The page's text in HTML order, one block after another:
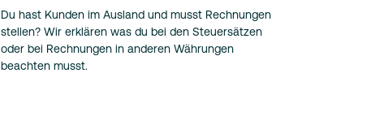
Du hast Kunden im Ausland und musst Rechnungen
stellen? Wir erklären was du bei den Steuersätzen
oder bei Rechnungen in anderen Währungen
beachten musst.